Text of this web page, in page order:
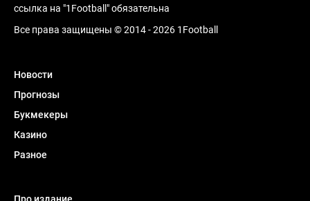
ссылка на "1Football" обязательна
Все права защищены © 2014 - 2026 1Football
Новости
Прогнозы
Букмекеры
Казино
Разное
Про издание